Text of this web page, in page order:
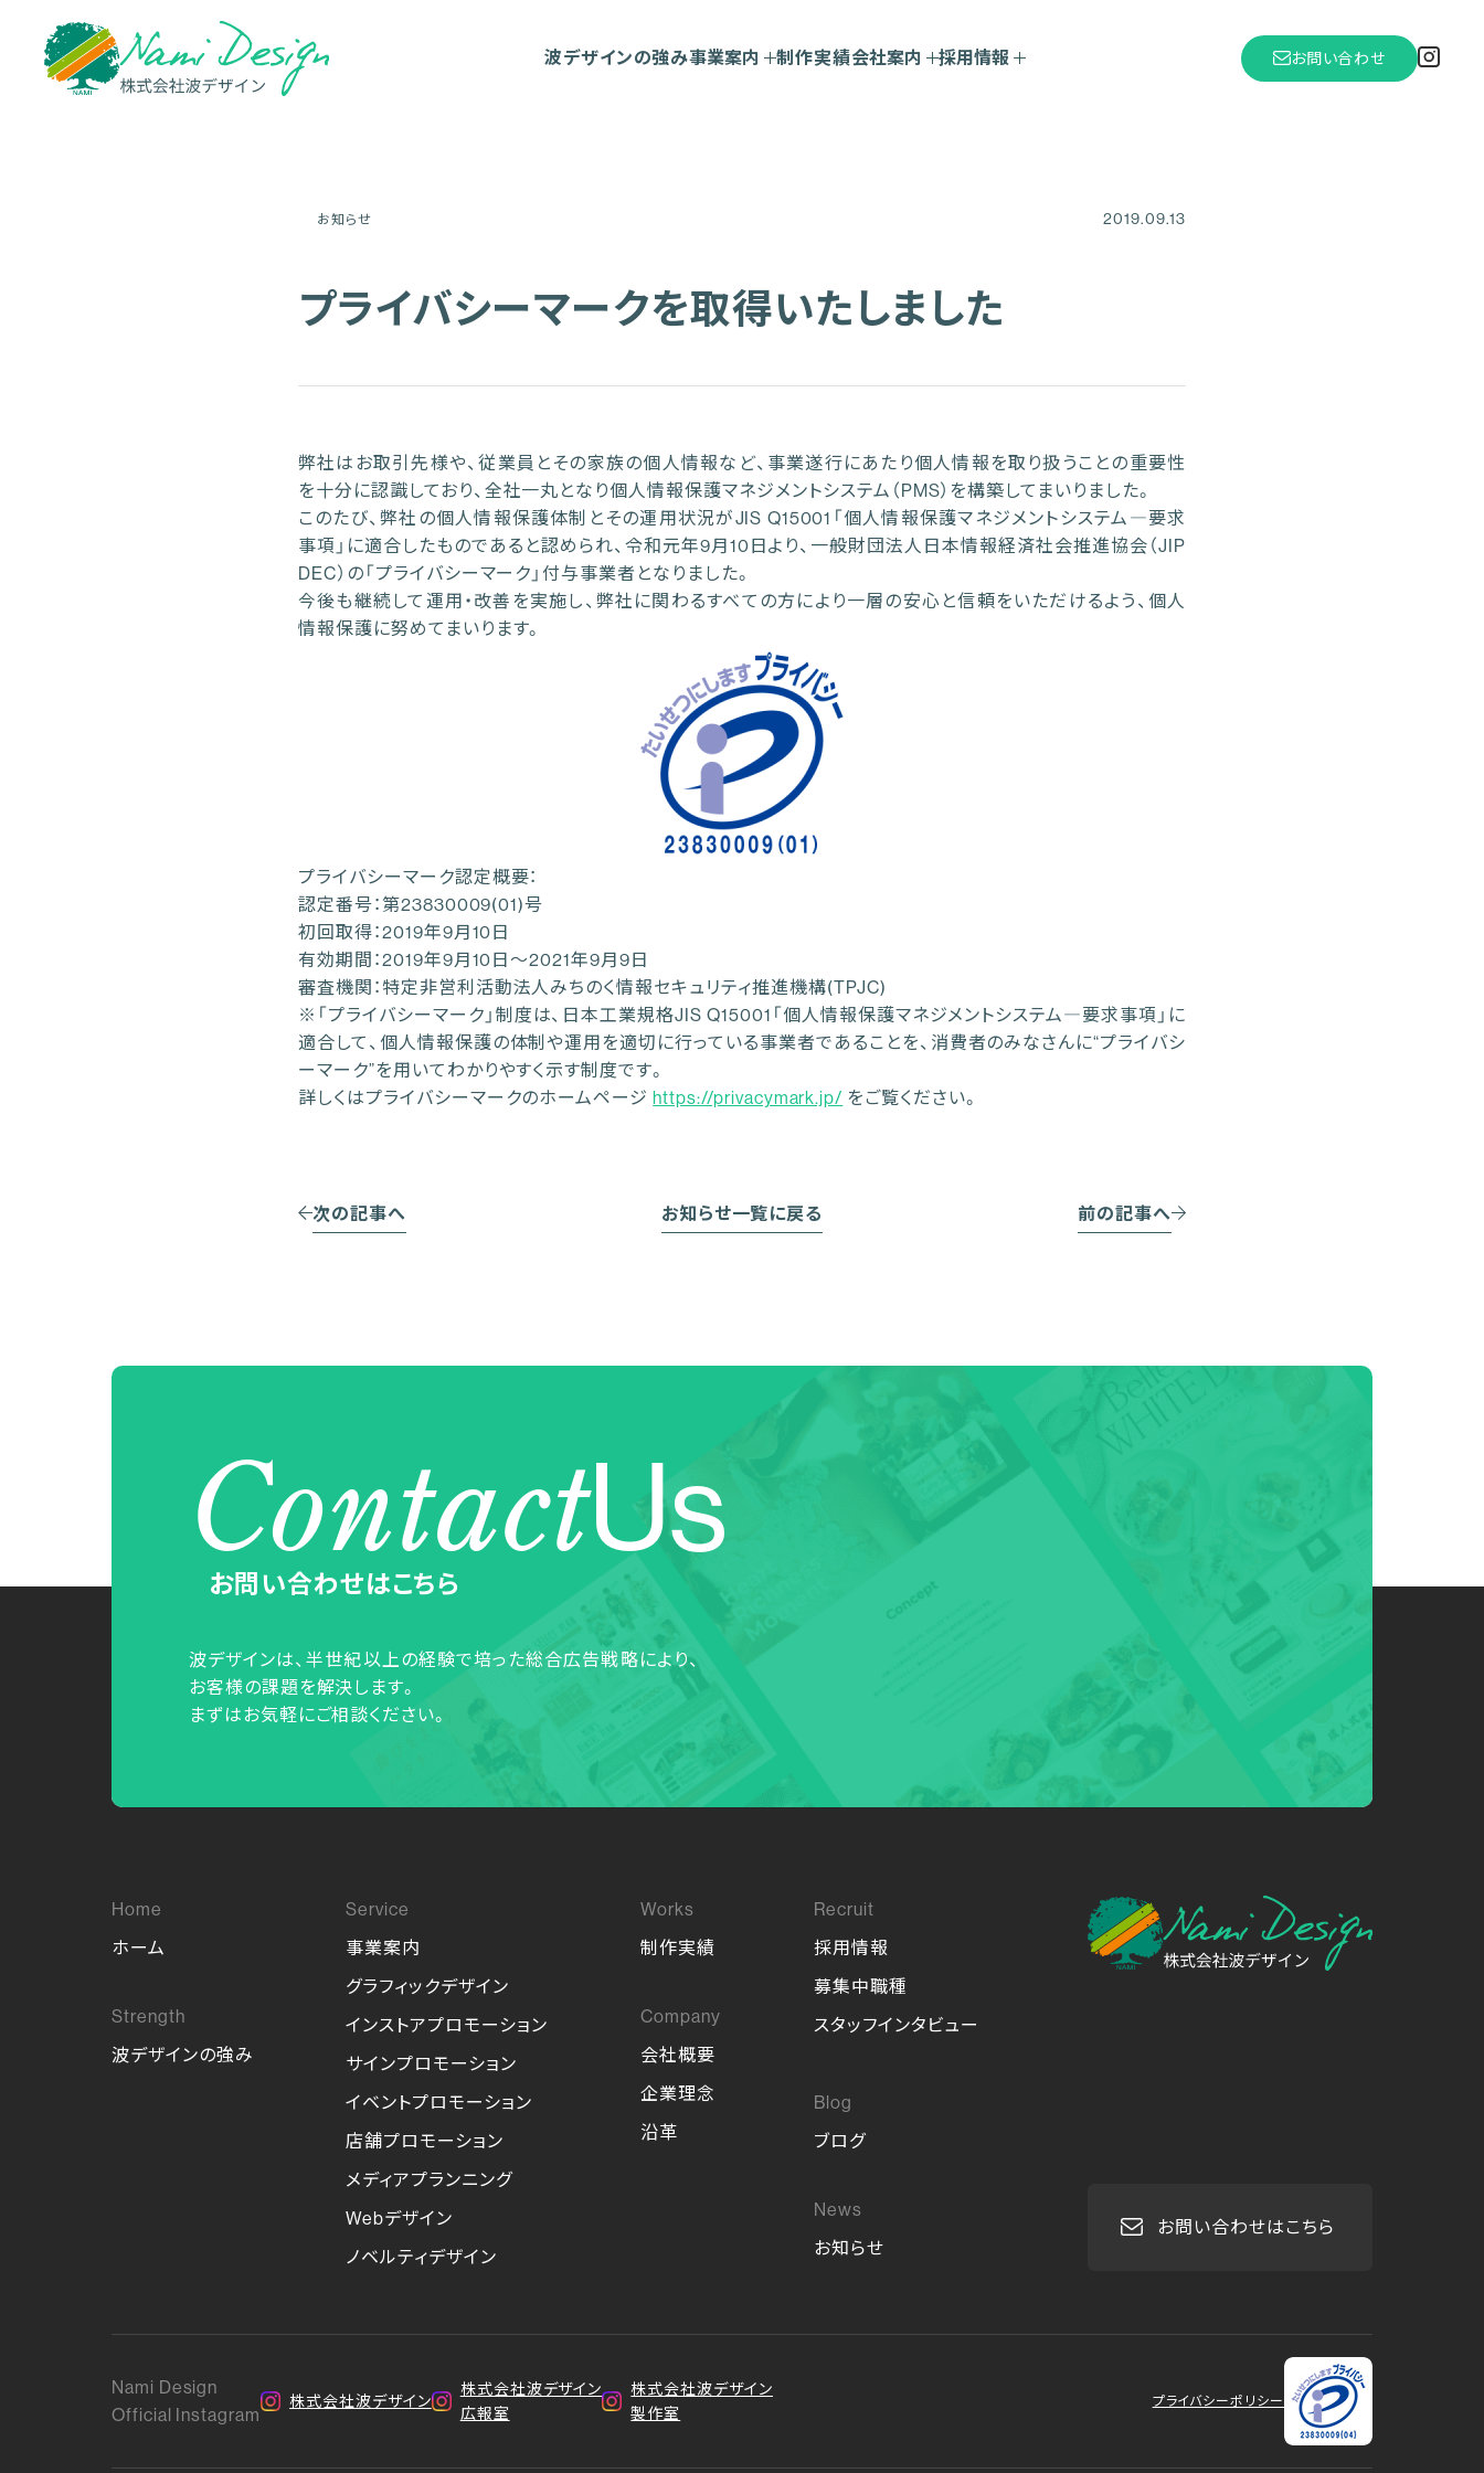
波デザインの強み事業案内 制作実績会社案内 採用情報 お問い合わせ
プライバシーマークを取得いたしました
2019.09.13
お知らせ
弊社はお取引先様や、従業員とその家族の個人情報など、事業遂行にあたり個人情報を取り扱うことの重要性
を十分に認識しており、全社一丸となり個人情報保護マネジメントシステム（PMS）を構築してまいりました。
このたび、弊社の個人情報保護体制とその運用状況がJIS Q15001「個人情報保護マネジメントシステム―要求
事項」に適合したものであると認められ、令和元年9月10日より、一般財団法人日本情報経済社会推進協会（JIP
DEC）の「プライバシーマーク」付与事業者となりました。
今後も継続して運用・改善を実施し、弊社に関わるすべての方により一層の安心と信頼をいただけるよう、個人
情報保護に努めてまいります。
プライバシーマーク認定概要：
認定番号：第23830009(01)号
初回取得：2019年9月10日
有効期間：2019年9月10日～2021年9月9日
審査機関：特定非営利活動法人みちのく情報セキュリティ推進機構(TPJC)
※「プライバシーマーク」制度は、日本工業規格JIS Q15001「個人情報保護マネジメントシステム―要求事項」に
適合して、個人情報保護の体制や運用を適切に行っている事業者であることを、消費者のみなさんに“プライバシ
ーマーク”を用いてわかりやすく示す制度です。
詳しくはプライバシーマークのホームページhttps://privacymark.jp/ をご覧ください。
次の記事へ お知らせ一覧に戻る 前の記事へ
ContactUs
お問い合わせはこちら
波デザインは、半世紀以上の経験で培った総合広告戦略により、
お客様の課題を解決します。
まずはお気軽にご相談ください。
ホーム
波デザインの強み
事業案内
グラフィックデザイン
インストアプロモーション
サインプロモーション
イベントプロモーション
店舗プロモーション
メディアプランニング
Webデザイン
ノベルティデザイン
制作実績
会社概要
企業理念
沿革
採用情報
募集中職種
スタッフインタビュー
ブログ
お知らせ
お問い合わせはこちら
プライバシーポリシー
Nami Design
Official Instagram
株式会社波デザイン
株式会社波デザイン
広報室
株式会社波デザイン
製作室